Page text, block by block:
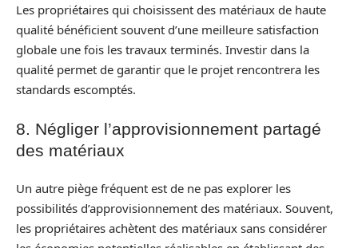
Les propriétaires qui choisissent des matériaux de haute
qualité bénéficient souvent d’une meilleure satisfaction
globale une fois les travaux terminés. Investir dans la
qualité permet de garantir que le projet rencontrera les
standards escomptés.
8. Négliger l’approvisionnement partagé
des matériaux
Un autre piège fréquent est de ne pas explorer les
possibilités d’approvisionnement des matériaux. Souvent,
les propriétaires achètent des matériaux sans considérer